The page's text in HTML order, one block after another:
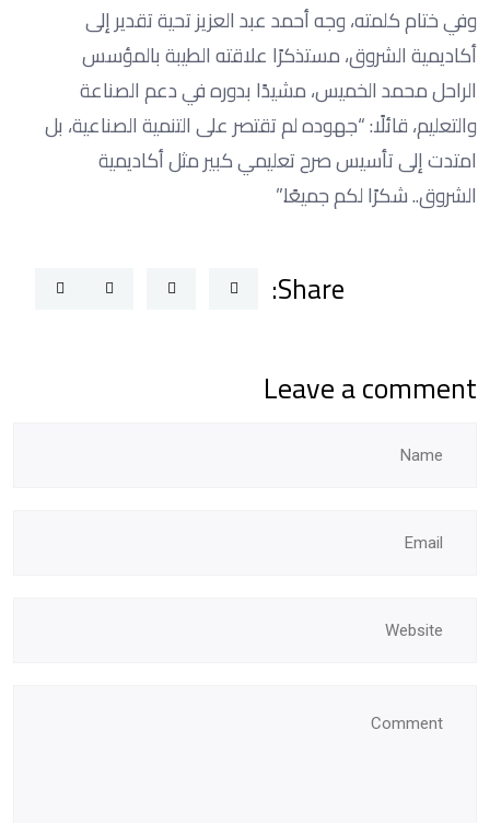
وفي ختام كلمته، وجه أحمد عبد العزيز تحية تقدير إلى
أكاديمية الشروق، مستذكرًا علاقته الطيبة بالمؤسس
الراحل محمد الخميس، مشيدًا بدوره في دعم الصناعة
والتعليم، قائلًا: “جهوده لم تقتصر على التنمية الصناعية، بل
امتدت إلى تأسيس صرح تعليمي كبير مثل أكاديمية
الشروق.. شكرًا لكم جميعًا.”
Share:
Leave a comment